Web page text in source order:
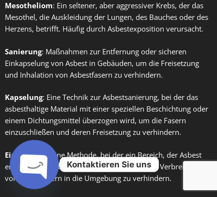
Mesotheliom: Ein seltener, aber aggressiver Krebs, der das
Mesothel, die Auskleidung der Lungen, des Bauches oder des
Herzens, betrifft. Häufig durch Asbestexposition verursacht.
Sanierung: Maßnahmen zur Entfernung oder sicheren
Einkapselung von Asbest in Gebäuden, um die Freisetzung
und Inhalation von Asbestfasern zu verhindern.
Kapselung: Eine Technik zur Asbestsanierung, bei der das
asbesthaltige Material mit einer speziellen Beschichtung oder
einem Dichtungsmittel überzogen wird, um die Fasern
einzuschließen und deren Freisetzung zu verhindern.
Einhausung : Eine Methode, bei der ein Bereich, der Asbest
enthält, vollständig umschlossen wird, um die Verbreitung
von Asbestfasern in die Umgebung zu verhindern.
Kontaktieren Sie uns
Open